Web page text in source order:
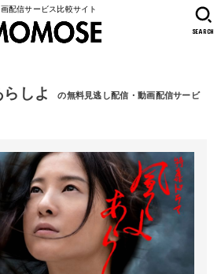
配信サービス比較サイト
SEARCH
らしよ の無料見逃し配信・動画配信サービ